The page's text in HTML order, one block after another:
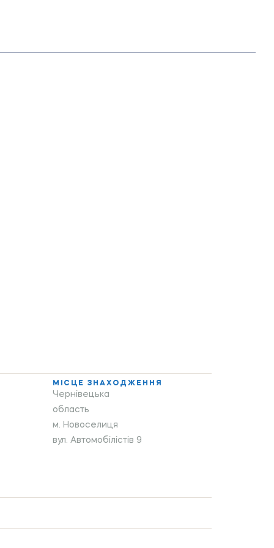
МІСЦЕ ЗНАХОДЖЕННЯ
Чернівецька
область
м. Новоселиця
вул. Автомобілістів 9